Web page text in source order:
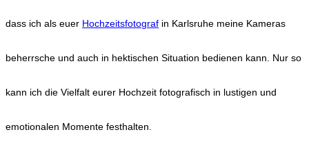
dass ich als euer Hochzeitsfotograf in Karlsruhe meine Kameras
beherrsche und auch in hektischen Situation bedienen kann. Nur so
kann ich die Vielfalt eurer Hochzeit fotografisch in lustigen und
emotionalen Momente festhalten.